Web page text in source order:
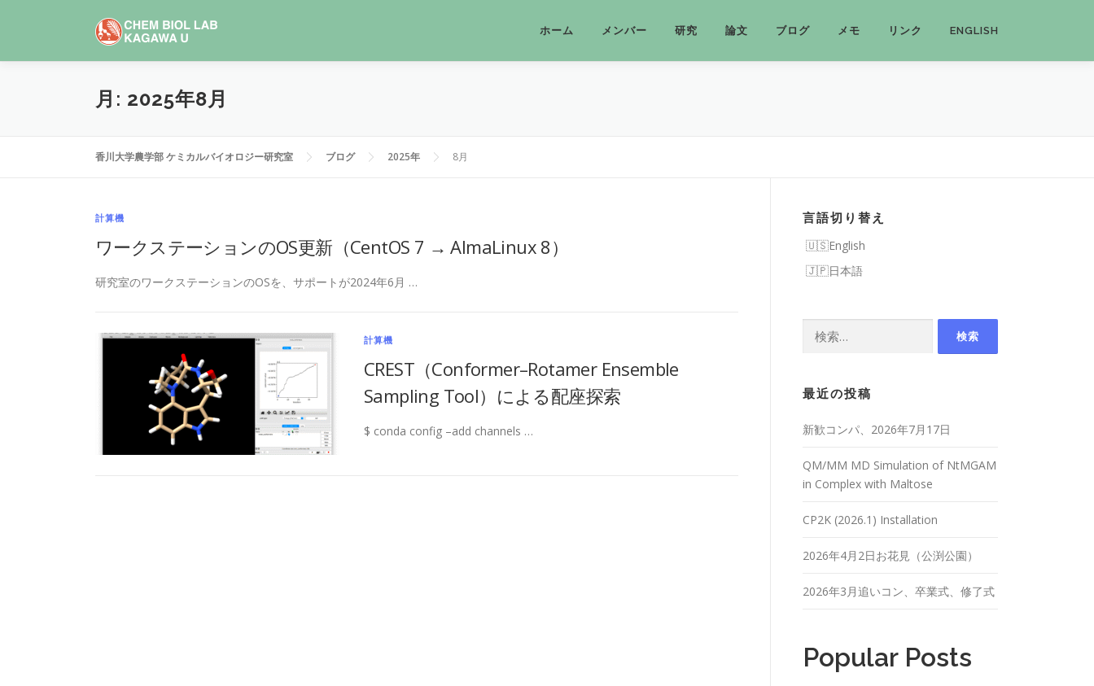
ン
ホーム メンバー 研究 論文 ブログ メモ リンク ENGLISH
月: 2025年8月
香川大学農学部 ケミカルバイオロジー研究室 ブログ 2025年 8月
計算機
ワークステーションのOS更新（CentOS 7 → AlmaLinux 8）
研究室のワークステーションのOSを、サポートが2024年6月 …
計算機
CREST（Conformer–Rotamer Ensemble
Sampling Tool）による配座探索
$ conda config –add channels …
言語切り替え
English
日本語
最近の投稿
新歓コンパ、2026年7月17日
QM/MM MD Simulation of NtMGAM
in Complex with Maltose
CP2K (2026.1) Installation
2026年4月2日お花見（公渕公園）
2026年3月追いコン、卒業式、修了式
Popular Posts